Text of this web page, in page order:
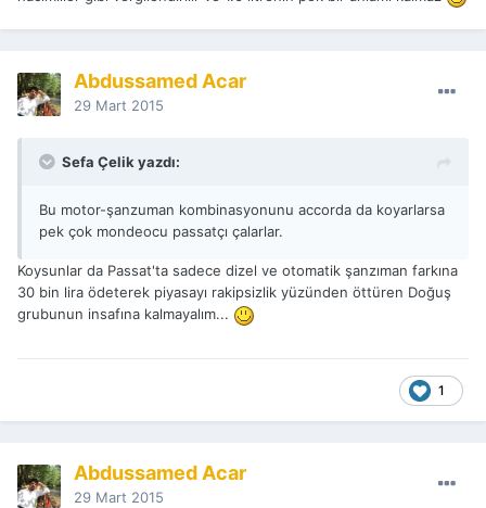
Abdussamed Acar
29 Mart 2015
Sefa Çelik yazdı:
Bu motor-şanzuman kombinasyonunu accorda da koyarlarsa
pek çok mondeocu passatçı çalarlar.
Koysunlar da Passat'ta sadece dizel ve otomatik şanzıman farkına
30 bin lira ödeterek piyasayı rakipsizlik yüzünden öttüren Doğuş
grubunun insafına kalmayalım...
1
Abdussamed Acar
29 Mart 2015